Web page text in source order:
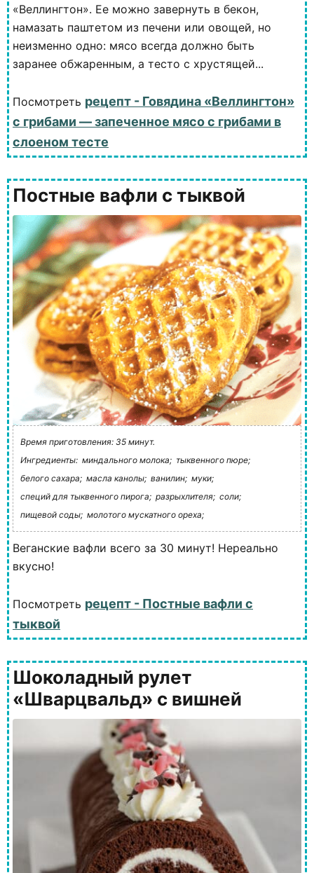
«Веллингтон». Ее можно завернуть в бекон,
намазать паштетом из печени или овощей, но
неизменно одно: мясо всегда должно быть
заранее обжаренным, а тесто с хрустящей...
Посмотреть рецепт - Говядина «Веллингтон»
с грибами — запеченное мясо с грибами в
слоеном тесте
Постные вафли с тыквой
Время приготовления: 35 минут.
Ингредиенты: миндального молока; тыквенного пюре;
белого сахара; масла канолы; ванилин; муки;
специй для тыквенного пирога; разрыхлителя; соли;
пищевой соды; молотого мускатного ореха;
Веганские вафли всего за 30 минут! Нереально
вкусно!
Посмотреть рецепт - Постные вафли с
тыквой
Шоколадный рулет
«Шварцвальд» с вишней